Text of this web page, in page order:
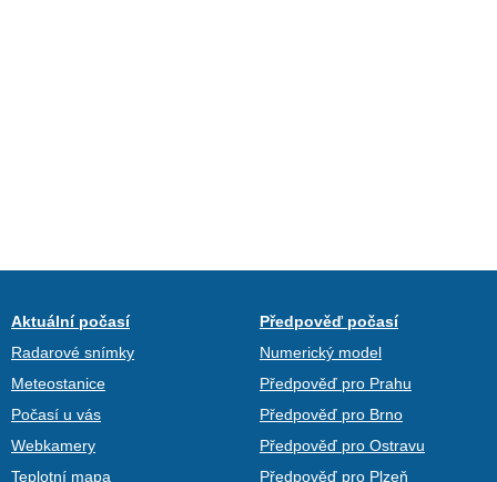
Aktuální počasí
Radarové snímky
Meteostanice
Počasí u vás
Webkamery
Teplotní mapa
Předpověď počasí
Numerický model
Předpověď pro Prahu
Předpověď pro Brno
Předpověď pro Ostravu
Předpověď pro Plzeň